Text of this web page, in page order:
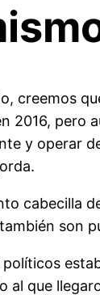
creemos
pero
y operar
cabecilla
son
al que